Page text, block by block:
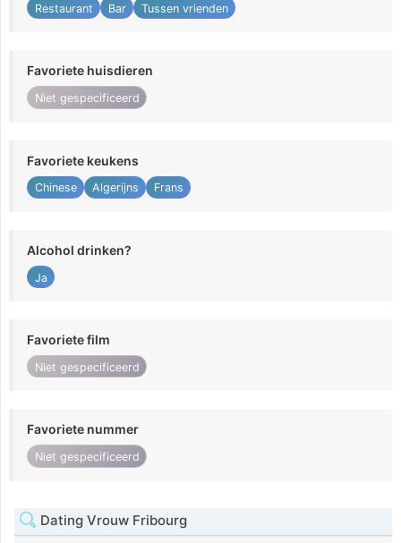
Restaurant Bar Tussen vrienden
Favoriete huisdieren
Niet gespecificeerd
Favoriete keukens
Chinese Algerijns Frans
Alcohol drinken?
Ja
Favoriete film
Niet gespecificeerd
Favoriete nummer
Niet gespecificeerd
Dating Vrouw Fribourg